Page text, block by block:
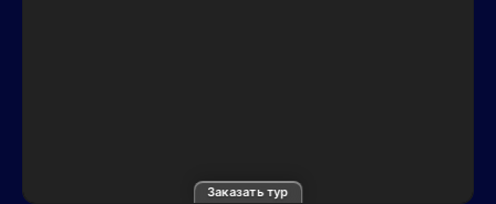
Заказать тур